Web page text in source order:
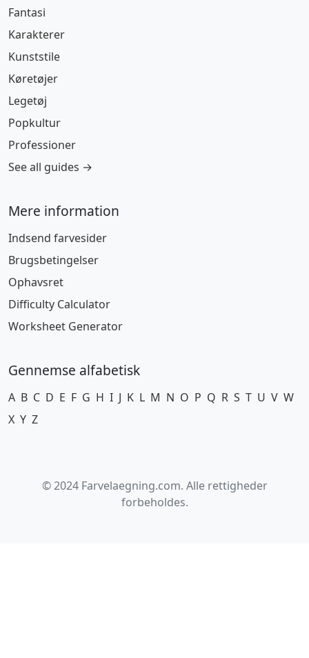
Fantasi
Karakterer
Kunststile
Køretøjer
Legetøj
Popkultur
Professioner
See all guides →
Mere information
Indsend farvesider
Brugsbetingelser
Ophavsret
Difficulty Calculator
Worksheet Generator
Gennemse alfabetisk
A B C D E F G H I J K L M N O P Q R S T U V W
X Y Z
© 2024 Farvelaegning.com. Alle rettigheder
forbeholdes.